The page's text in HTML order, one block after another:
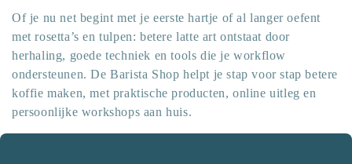
Of je nu net begint met je eerste hartje of al langer oefent
met rosetta’s en tulpen: betere latte art ontstaat door
herhaling, goede techniek en tools die je workflow
ondersteunen. De Barista Shop helpt je stap voor stap betere
koffie maken, met praktische producten, online uitleg en
persoonlijke workshops aan huis.